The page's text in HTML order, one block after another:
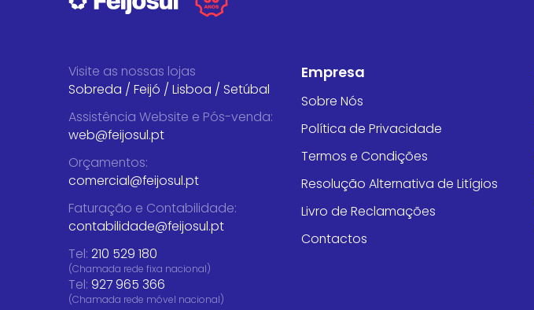
Visite as nossas lojas
Sobreda / Feijó / Lisboa / Setúbal
Assistência Website e Pós-venda:
web@feijosul.pt
Orçamentos:
comercial@feijosul.pt
Faturação e Contabilidade:
contabilidade@feijosul.pt
Tel: 210 529 180
(Chamada rede fixa nacional)
Tel: 927 965 366
(Chamada rede móvel nacional)
Empresa
Sobre Nós
Política de Privacidade
Termos e Condições
Resolução Alternativa de Litígios
Livro de Reclamações
Contactos